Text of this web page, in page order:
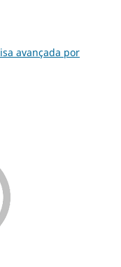
avançada por